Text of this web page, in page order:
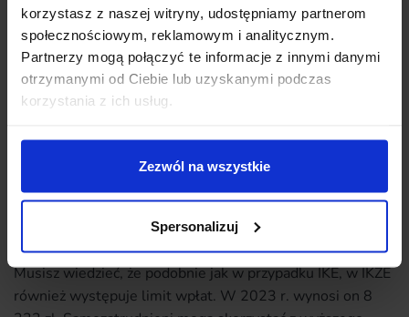
korzystasz z naszej witryny, udostępniamy partnerom
społecznościowym, reklamowym i analitycznym.
Partnerzy mogą połączyć te informacje z innymi danymi
otrzymanymi od Ciebie lub uzyskanymi podczas
korzystania z ich usług.
Zezwól na wszystkie
Spersonalizuj
IKZE, czyli Indywidualne Konto Zabezpieczenia
Emerytalnego to rozwiązanie wprowadzone w ramach III
filaru systemu emerytalnego. Jest to rozwiązanie
dostępne dla wszystkich, którzy
(ubezpieczenie na życie z UFK), funduszem
inwestycyjnym, instytucją prowadzącą działalność
maklerską (rachunek maklerski), bankiem, a także z
prowadzonym przez PTE.
Musisz wiedzieć, że podobnie jak w przypadku IKE, w IKZE
również występuje limit wpłat. W 2023 r. wynosi on 8